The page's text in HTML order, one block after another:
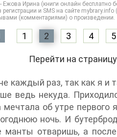
Ежова Ирина (книги онлайн
и SMS на сайте
(комментариями) о произведении.
1 2 3 4 5
Перейти на
каждый раз, так как я и
ведь некуда.
об утре первого
ночь. И
манты отваришь, а